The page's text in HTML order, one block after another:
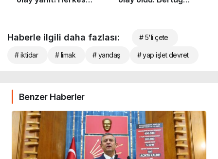
Haberle ilgili daha fazlası: # 5'li çete
# iktidar # limak # yandaş # yap işlet devret
Benzer Haberler